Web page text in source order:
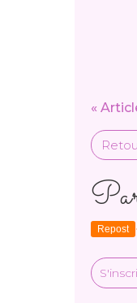
«
Repost